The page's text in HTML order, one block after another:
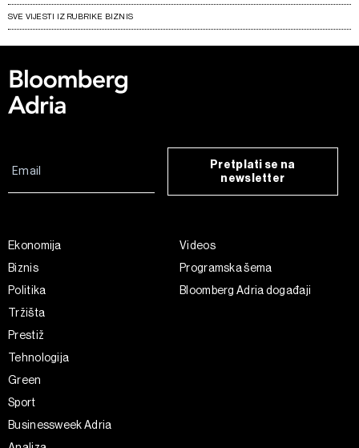
SVE VIJESTI IZ RUBRIKE BIZNIS
Pretplati se na
newsletter
Ekonomija
Biznis
Politika
Tržišta
Prestiž
Tehnologija
Green
Sport
Businessweek Adria
Videos
Programska šema
Bloomberg Adria događaji